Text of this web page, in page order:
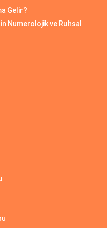
Gelir?
Numerolojik ve Ruhsal